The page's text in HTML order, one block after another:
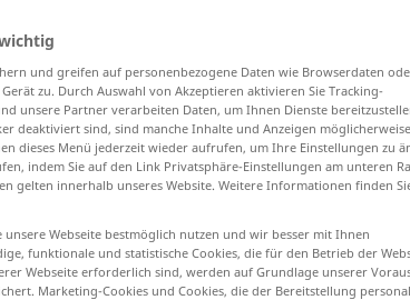
und greifen auf personenbezogene Daten wie Browserdaten
zu. Durch Auswahl von Akzeptieren aktivieren Sie Tracking-
unsere Partner verarbeiten Daten, um Ihnen Dienste
deaktiviert sind, sind manche Inhalte und Anzeigen
dieses Menü jederzeit wieder aufrufen, um Ihre Einstellungen zu
indem Sie auf den Link Privatsphäre-Einstellungen am unteren
gelten innerhalb unseres Website. Weitere Informationen finden
unsere Webseite bestmöglich nutzen und wir besser mit Ihnen
funktionale und statistische Cookies, die für den Betrieb der
Webseite erforderlich sind, werden auf Grundlage unserer
Marketing-Cookies und Cookies, die der Bereitstellung